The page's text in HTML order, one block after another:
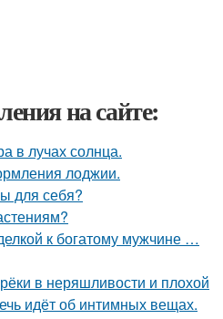
на сайте:
в лучах солнца.
лоджии.
для себя?
к богатому мужчине …
в неряшливости и плохой
идёт об интимных вещах.